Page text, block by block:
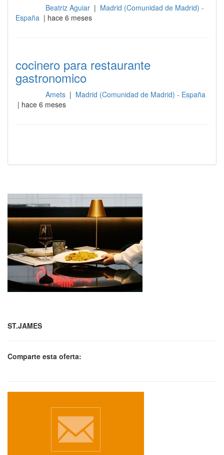
Beatriz Aguiar | Madrid (Comunidad de Madrid) -
España | hace 6 meses
cocinero para restaurante
gastronomico
Amets | Madrid (Comunidad de Madrid) - España
| hace 6 meses
ST.JAMES
Comparte esta oferta: